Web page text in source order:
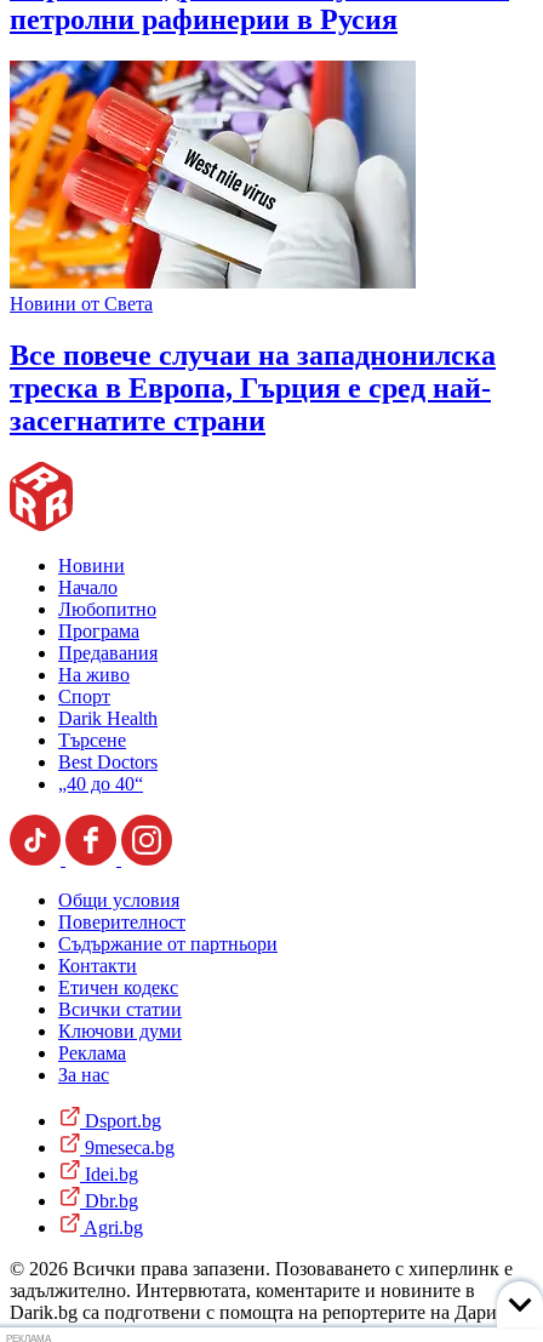
петролни рафинерии в Русия
Новини от Света
Все повече случаи на западнонилска
треска в Европа, Гърция е сред най-
засегнатите страни
Новини
Начало
Любопитно
Програма
Предавания
На живо
Спорт
Darik Health
Търсене
Best Doctors
„40 до 40“
Общи условия
Поверителност
Съдържание от партньори
Контакти
Етичен кодекс
Всички статии
Ключови думи
Реклама
За нас
Dsport.bg
9meseca.bg
Idei.bg
Dbr.bg
Agri.bg
© 2026 Всички права запазени. Позоваването с хиперлинк е
задължително. Интервютата, коментарите и новините в
Darik.bg са подготвени с помощта на репортерите на Дарик
Радио и новинарските емисии на радиото. Снимки: Дарик
РЕКЛАМА